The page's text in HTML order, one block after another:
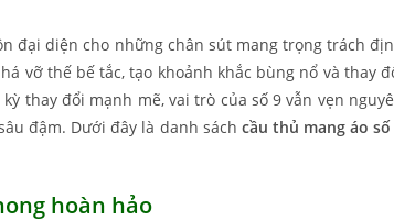
đại diện cho những chân sút mang trọng trách
vỡ thế bế tắc, tạo khoảnh khắc bùng nổ và thay
thay đổi mạnh mẽ, vai trò của số 9 vẫn vẹn
đậm. Dưới đây là danh sách cầu thủ mang áo số
hoàn hảo